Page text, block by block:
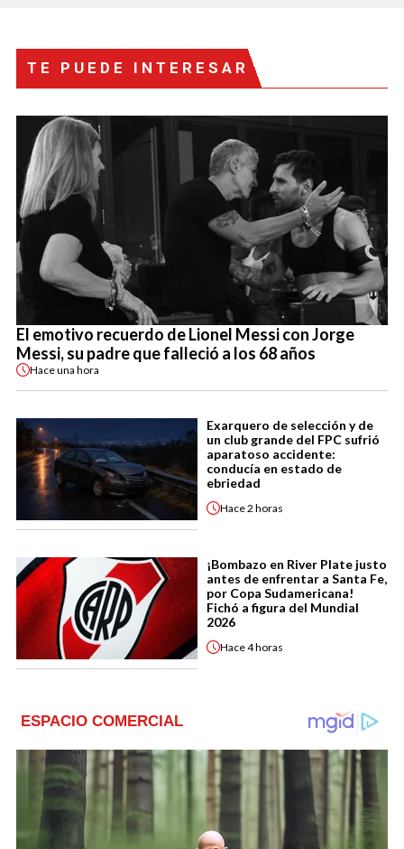
TE PUEDE INTERESAR
El emotivo recuerdo de Lionel Messi con Jorge
Messi, su padre que falleció a los 68 años
Haceuna hora
Exarquero de selección y de
un club grande del FPC sufrió
aparatoso accidente:
conducía en estado de
ebriedad
Hace2 horas
¡Bombazo en River Plate justo
antes de enfrentar a Santa Fe,
por Copa Sudamericana!
Fichó a figura del Mundial
2026
Hace4 horas